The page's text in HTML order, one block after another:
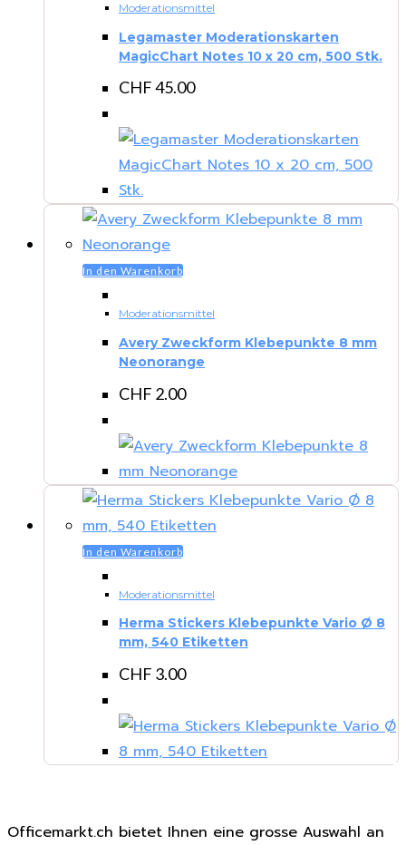
Moderationsmittel
Legamaster Moderationskarten
MagicChart Notes 10 x 20 cm, 500 Stk.
CHF45.00
In den Warenkorb
Moderationsmittel
Avery Zweckform Klebepunkte 8 mm
Neonorange
CHF 2.00
In den Warenkorb
Moderationsmittel
Herma Stickers Klebepunkte Vario Ø 8
mm, 540 Etiketten
CHF 3.00
Officemarkt.ch bietet Ihnen eine grosse Auswahl an